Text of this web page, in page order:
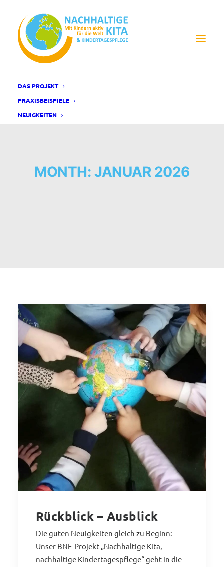
DAS PROJEKT
PRAXISBEISPIELE
NEUIGKEITEN
MONTH: JANUAR 2026
Rückblick – Ausblick
Die guten Neuigkeiten gleich zu Beginn:
Unser BNE-Projekt „Nachhaltige Kita,
nachhaltige Kindertagespflege“ geht in die